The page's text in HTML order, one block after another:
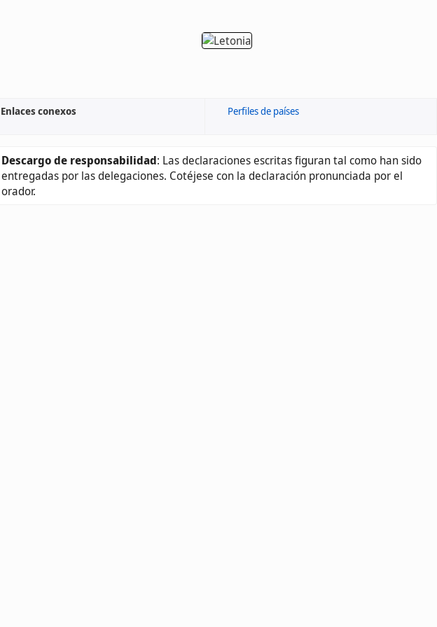
Enlaces conexos Perfiles de países
Descargo de responsabilidad: Las declaraciones escritas figuran tal como han sido
entregadas por las delegaciones. Cotéjese con la declaración pronunciada por el
orador.